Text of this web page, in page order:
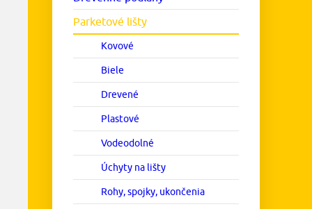
Parketové lišty
Kovové
Biele
Drevené
Plastové
Vodeodolné
Úchyty na lišty
Rohy, spojky, ukončenia